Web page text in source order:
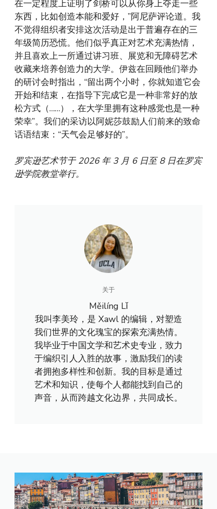
在一定程度上证明了剑桥可以从你身上夺走一些
东西，比如创造本能和爱好，”阿尼萨评论道。我
不觉得组织者安排这次活动是出于普遍存在的三
年级简历恐慌。他们似乎真正对艺术充满热情，
并且喜欢上一所通过讲习班、展览和无障碍艺术
收藏来培养创造力的大学。伊兹在回顾他们举办
的研讨会时指出，“留出两个小时，你就知道它会
开始和结束，在指导下完成它是一种非常好的放
松方式（……），在大学里拥有这种感觉也是一种
荣幸”。我们的采访以阿妮莎鼓励人们前来的致命
话语结束：“天气会足够好的”。
罗宾逊艺术节于 2026 年 3 月 6 日至 8 日在罗宾
逊学院教堂举行。
关于
Měilíng Lǐ
我叫李美玲，是 Xawl 的编辑，对塑造
我们世界的文化瑰宝的探索充满热情。
我毕业于中国文学和艺术史专业，致力
于编织引人入胜的故事，激励我们的读
者拥抱多样性和创新。我的目标是通过
艺术和知识，使每个人都能找到自己的
声音，从而跨越文化边界，共同成长。